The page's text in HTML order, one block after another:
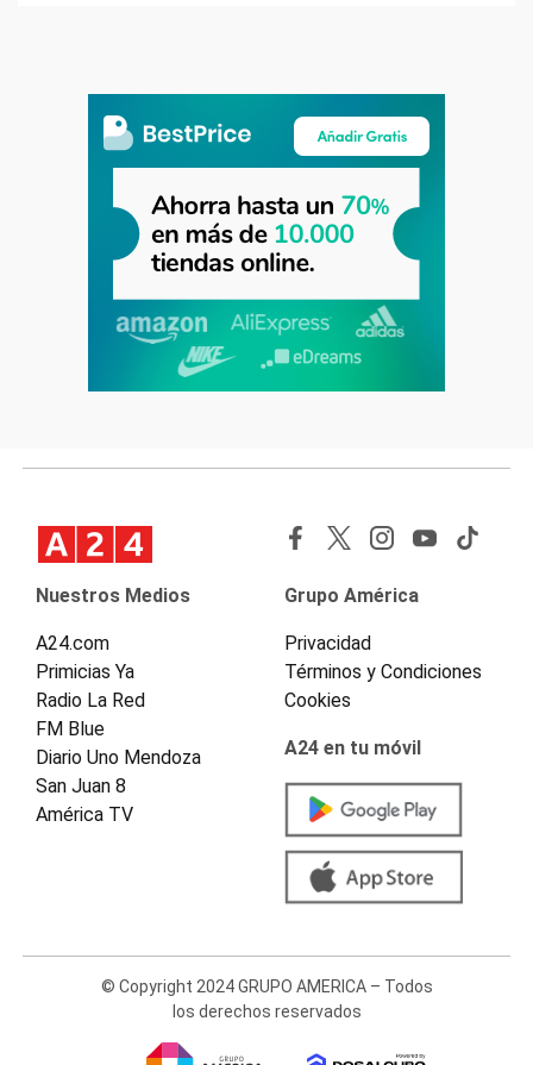
Nuestros Medios
A24.com
Primicias Ya
Radio La Red
FM Blue
Diario Uno Mendoza
San Juan 8
América TV
Grupo América
Privacidad
Términos y Condiciones
Cookies
A24 en tu móvil
© Copyright 2024 GRUPO AMERICA – Todos
los derechos reservados